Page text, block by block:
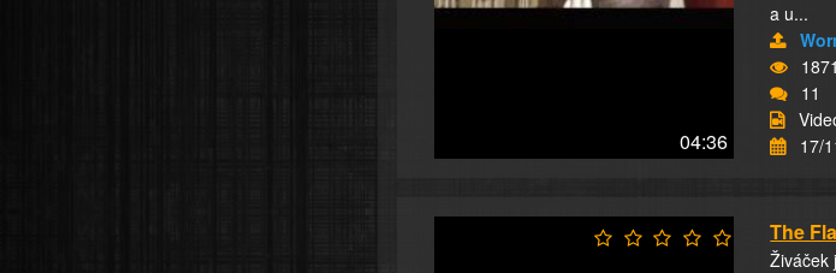
04:36
a u...
11
17/
Živáček